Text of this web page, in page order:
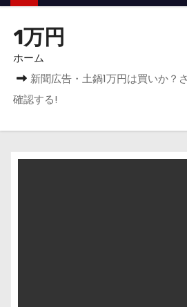
1万円
ホーム
新聞広告・土鍋1万円は買いか？
確認する!